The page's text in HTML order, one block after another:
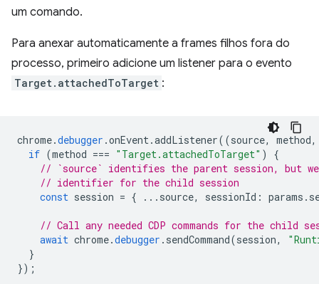
um comando.
Para anexar automaticamente a frames filhos fora do
processo, primeiro adicione um listener para o evento
Target.attachedToTarget :
chrome.debugger .onEvent.addListener((source, method,
if (method === "Target.attachedToTarget" )
{
// `source` identifies the parent session, but we
// identifier for the child session
const session = { ... source, sessionId : params .
// Call any needed CDP commands for the child
await chrome.debugger . sendCommand(session,
}
});